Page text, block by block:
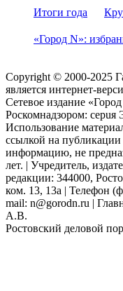
Итоги года
«Город N»:
Copyright © 2000-2025
является интернет-
Сетевое издание
Роскомнадзором:
Использование
ссылкой на
информацию, не
лет. | Учредитель,
редакции: 344000,
ком. 13, 13а | Телефон
mail: n@gorodn.ru |
А.В.
Ростовский деловой